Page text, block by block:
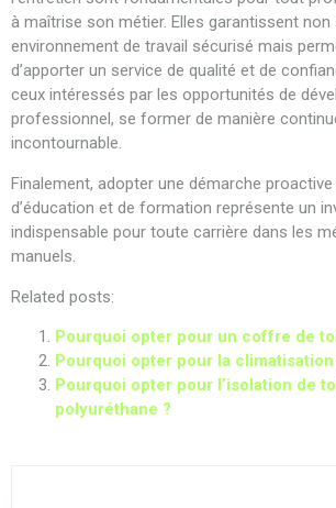
à maîtrise son métier. Elles garantissent non
environnement de travail sécurisé mais
d’apporter un service de qualité et de
ceux intéressés par les opportunités de
professionnel, se former de manière
incontournable.
Finalement, adopter une démarche
d’éducation et de formation représente un
indispensable pour toute carrière dans les
manuels.
Related posts:
Pourquoi opter pour un coffre de
Pourquoi opter pour la climatisation
Pourquoi opter pour l’isolation de
polyuréthane ?